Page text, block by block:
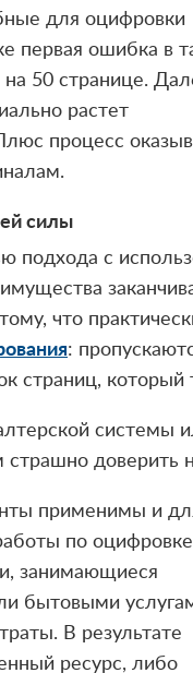
для оцифровки
первая ошибка в
50 странице.
растет
процесс
силы
подхода с
что
:
страниц, который
системы
страшно
применимы и
по оцифровке
занимающиеся
бытовыми
В результате
ресурс, либо